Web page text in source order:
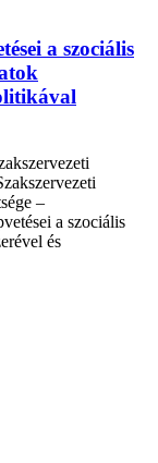
a szociális
–
a szociális
és